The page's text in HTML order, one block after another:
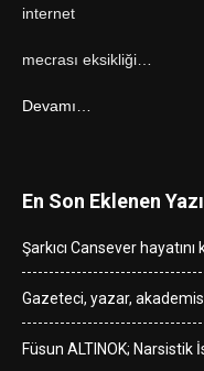
internet
mecrası eksikliği…
Devamı…
En Son Eklenen
Şarkıcı Cansever hayatını
Gazeteci, yazar,
Füsun ALTINOK; Narsistik